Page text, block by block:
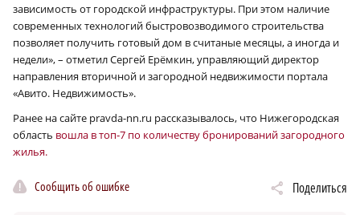
зависимость от городской инфраструктуры. При этом наличие
современных технологий быстровозводимого строительства
позволяет получить готовый дом в считаные месяцы, а иногда и
недели», – отметил Сергей Ерёмкин, управляющий директор
направления вторичной и загородной недвижимости портала
«Авито. Недвижимость».
Ранее на сайте pravda-nn.ru рассказывалось, что Нижегородская
область вошла в топ‑7 по количеству бронирований загородного
жилья.
Сообщить об ошибке Поделиться